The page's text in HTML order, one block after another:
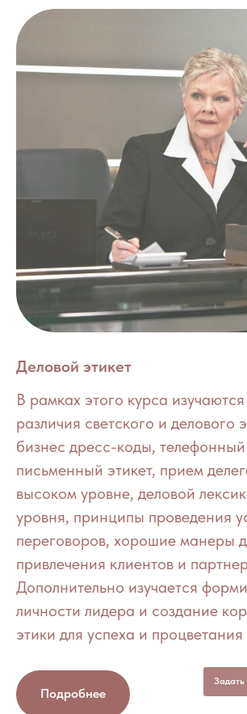
Деловой этикет
В рамках этого курса
различия светского и делового
бизнес дресс-коды, телефонный
письменный этикет, прием
высоком уровне, деловой
уровня, принципы проведения
переговоров, хорошие манеры
привлечения клиентов и
Дополнительно изучается
личности лидера и создание
этики для успеха и
Подробнее